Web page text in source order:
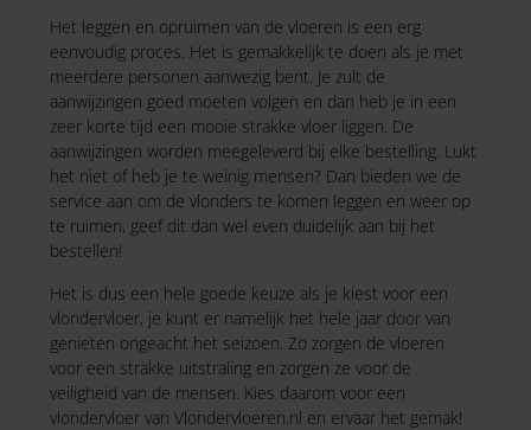
Het leggen en opruimen van de vloeren is een erg
eenvoudig proces. Het is gemakkelijk te doen als je met
meerdere personen aanwezig bent. Je zult de
aanwijzingen goed moeten volgen en dan heb je in een
zeer korte tijd een mooie strakke vloer liggen. De
aanwijzingen worden meegeleverd bij elke bestelling. Lukt
het niet of heb je te weinig mensen? Dan bieden we de
service aan om de vlonders te komen leggen en weer op
te ruimen, geef dit dan wel even duidelijk aan bij het
bestellen!
Het is dus een hele goede keuze als je kiest voor een
vlondervloer, je kunt er namelijk het hele jaar door van
genieten ongeacht het seizoen. Zo zorgen de vloeren
voor een strakke uitstraling en zorgen ze voor de
veiligheid van de mensen. Kies daarom voor een
vlondervloer van Vlondervloeren.nl en ervaar het gemak!